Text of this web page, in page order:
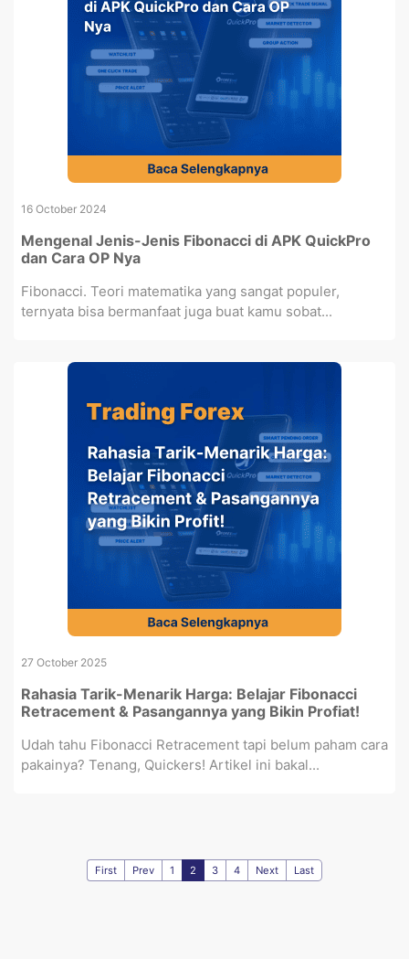
16 October 2024
Mengenal Jenis-Jenis Fibonacci di APK QuickPro
dan Cara OP Nya
Fibonacci. Teori matematika yang sangat populer,
ternyata bisa bermanfaat juga buat kamu sobat...
27 October 2025
Rahasia Tarik-Menarik Harga: Belajar Fibonacci
Retracement & Pasangannya yang Bikin Profiat!
Udah tahu Fibonacci Retracement tapi belum paham cara
pakainya? Tenang, Quickers! Artikel ini bakal...
First Prev 1 2 3 4 Next Last